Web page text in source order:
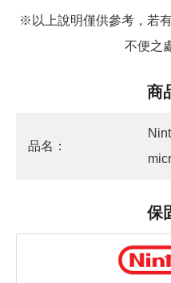
※以上說明僅供參考，若
不便之
商
品名：
保